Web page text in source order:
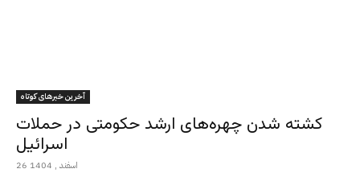
آخرین خبرهای کوتاه
کشته شدن چهره‌های ارشد حکومتی در حملات
اسرائیل
26 اسفند , 1404